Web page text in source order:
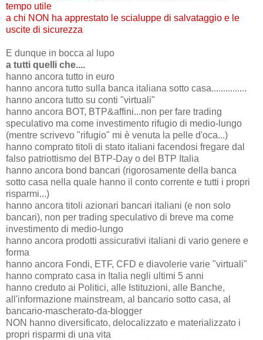
tempo utile
a chi NON ha apprestato le scialuppe di salvataggio e le
uscite di sicurezza
E dunque in bocca al lupo
a tutti quelli che....
hanno ancora tutto in euro
hanno ancora tutto sulla banca italiana sotto casa...............
hanno ancora tutto su conti "virtuali"
hanno ancora BOT, BTP&affini...non per fare trading
speculativo ma come investimento rifugio di medio-lungo
(mentre scrivevo "rifugio" mi è venuta la pelle d'oca...)
hanno comprato titoli di stato italiani facendosi fregare dal
falso patriottismo del BTP-Day o del BTP Italia
hanno ancora bond bancari (rigorosamente della banca
sotto casa nella quale hanno il conto corrente e tutti i propri
risparmi...)
hanno ancora titoli azionari bancari italiani (e non solo
bancari), non per trading speculativo di breve ma come
investimento di medio-lungo
hanno ancora prodotti assicurativi italiani di vario genere e
forma
hanno ancora Fondi, ETF, CFD e diavolerie varie "virtuali"
hanno comprato casa in Italia negli ultimi 5 anni
hanno creduto ai Politici, alle Istituzioni, alle Banche,
all'informazione mainstream, al bancario sotto casa, al
bancario-mascherato-da-blogger
NON hanno diversificato, delocalizzato e materializzato i
propri risparmi di una vita